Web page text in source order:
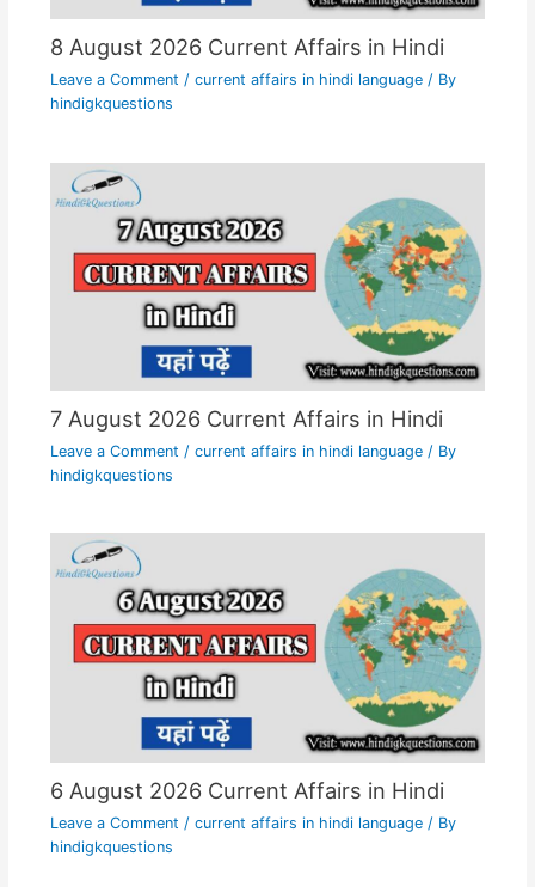
8 August 2026 Current Affairs in Hindi
Leave a Comment / current affairs in hindi language/ By
hindigkquestions
7 August 2026 Current Affairs in Hindi
Leave a Comment / current affairs in hindi language/ By
hindigkquestions
6 August 2026 Current Affairs in Hindi
Leave a Comment / current affairs in hindi language/ By
hindigkquestions